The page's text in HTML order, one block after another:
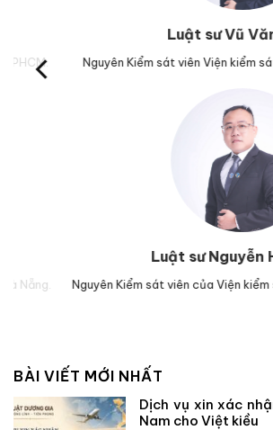
Luật sư Vũ Văn
Nguyên Kiểm sát viên Viện kiểm sát nhân
Luật sư Nguyễn Hoài
Nguyên Kiểm sát viên của Viện kiểm sát
BÀI VIẾT MỚI NHẤT
Dịch vụ xin xác
Nam cho Việt kiều